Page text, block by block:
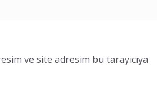
ve site adresim bu tarayıcıya